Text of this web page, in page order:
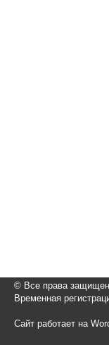
© Все права
Временная
Сайт работает на